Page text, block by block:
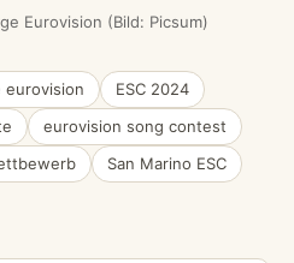
Eurovision (Bild: Picsum)
eurovision
ESC 2024
eurovision song contest
San Marino ESC